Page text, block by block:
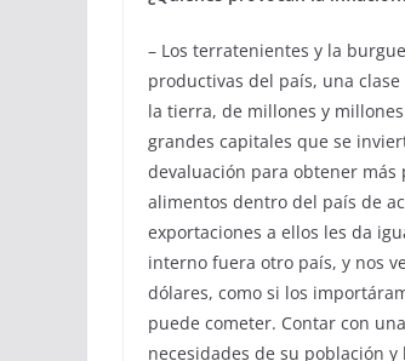
– Los terratenientes y la
productivas del país, una
la tierra, de millones y
grandes capitales que se
devaluación para obtener
alimentos dentro del país de
exportaciones a ellos les da
interno fuera otro país, y nos
dólares, como si los
puede cometer. Contar con
necesidades de su población